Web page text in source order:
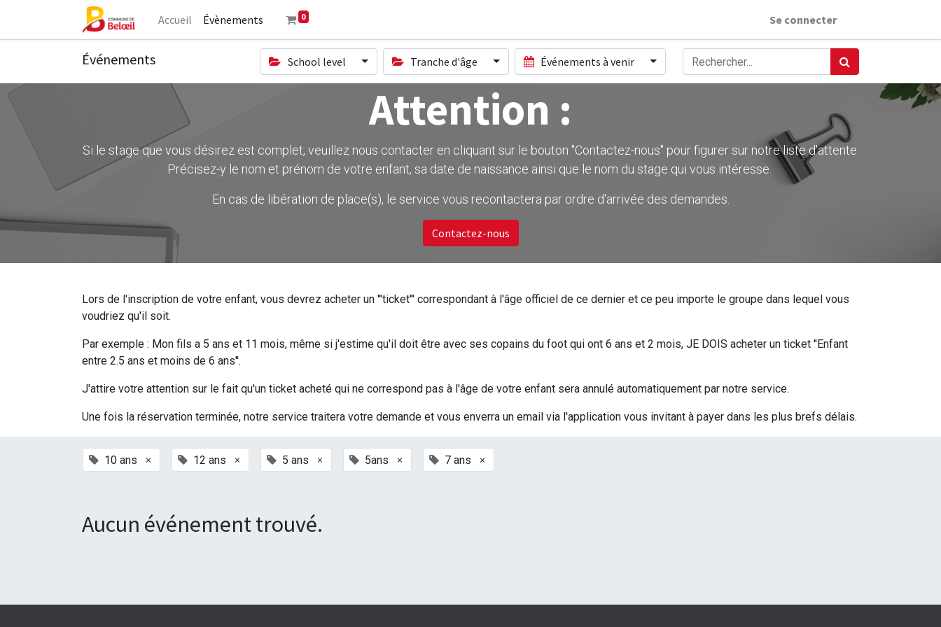
Accueil Évènements 0 Se connecter
Événements School level Tranche d'âge Événements à venir
Attention :
Si le stage que vous désirez est complet, veuillez nous contacter en cliquant sur le bouton ''Contactez-nous" pour figurer sur notre liste d'attente.
Précisez-y le nom et prénom de votre enfant, sa date de naissance ainsi que le nom du stage qui vous intéresse.
En cas de libération de place(s), le service vous recontactera par ordre d'arrivée des demandes.
Contactez-nous
Lors de l'inscription de votre enfant, vous devrez acheter un '''ticket''' correspondant à l'âge officiel de ce dernier et ce peu importe le groupe dans lequel vous
voudriez qu'il soit.
Par exemple : Mon fils a 5 ans et 11 mois, même si j'estime qu'il doit être avec ses copains du foot qui ont 6 ans et 2 mois, JE DOIS acheter un ticket ''Enfant
entre 2.5 ans et moins de 6 ans''.
J'attire votre attention sur le fait qu'un ticket acheté qui ne correspond pas à l'âge de votre enfant sera annulé automatiquement par notre service.
Une fois la réservation terminée, notre service traitera votre demande et vous enverra un email via l'application vous invitant à payer dans les plus brefs délais.
10 ans × 12 ans × 5 ans × 5ans × 7 ans ×
Aucun événement trouvé.